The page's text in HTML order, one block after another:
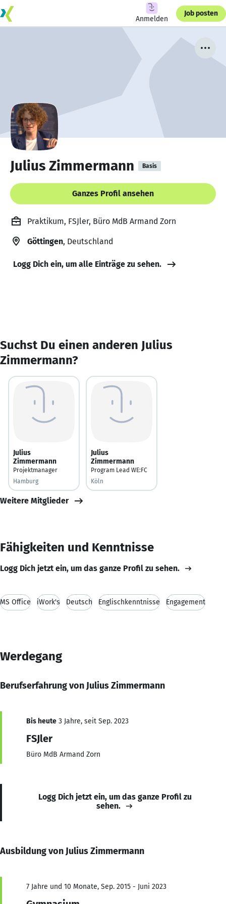
Anmelden
Job posten
Julius Zimmermann Basis
Ganzes Profil ansehen
Praktikum, FSJler, Büro MdB Armand Zorn
Göttingen, Deutschland
Logg Dich ein, um alle Einträge zu sehen.
Suchst Du einen anderen Julius
Zimmermann?
Julius
Zimmermann
Projektmanager
Hamburg
Julius
Zimmermann
Program Lead WE:FC
Köln
Weitere Mitglieder
Fähigkeiten und Kenntnisse
Logg Dich jetzt ein, um das ganze Profil zu sehen.
MS Office iWork's Deutsch Englischkenntnisse Engagement
Werdegang
Berufserfahrung von Julius Zimmermann
Bis heute 3 Jahre, seit Sep. 2023
FSJler
Büro MdB Armand Zorn
Logg Dich jetzt ein, um das ganze Profil zu
sehen.
Ausbildung von Julius Zimmermann
7 Jahre und 10 Monate, Sep. 2015 - Juni 2023